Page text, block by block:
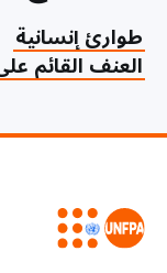
طوارئ إنسانية
العنف القائم